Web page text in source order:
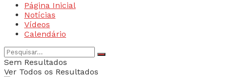
Página Inicial
Notícias
Vídeos
Calendário
Sem Resultados
Ver Todos os Resultados